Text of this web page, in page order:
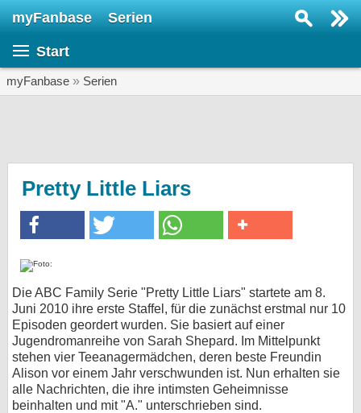
myFanbase Serien
Start
myFanbase » Serien
Pretty Little Liars
Die ABC Family Serie "Pretty Little Liars" startete am 8.
Juni 2010 ihre erste Staffel, für die zunächst erstmal nur 10
Episoden geordert wurden. Sie basiert auf einer
Jugendromanreihe von Sarah Shepard. Im Mittelpunkt
stehen vier Teeanagermädchen, deren beste Freundin
Alison vor einem Jahr verschwunden ist. Nun erhalten sie
alle Nachrichten, die ihre intimsten Geheimnisse
beinhalten und mit "A." unterschrieben sind.
Veranstaltungen
KULTUR
SERVICE
Gewinnspiele
Forum
bei X